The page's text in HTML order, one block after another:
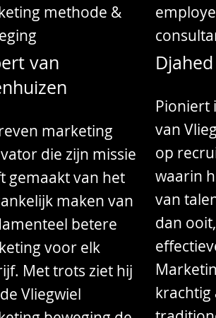
methode &
van
marketing
die zijn missie
gemaakt van het
maken van
betere
voor elk
Met trots ziet hij
Vliegwiel
Pioniert
van
op
waarin
van
dan